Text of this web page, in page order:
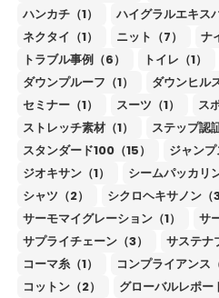
ハンカチ（1）
ハイグラルエキス
ネクタイ（1）
ニット（7） ナ
トラブル事例（6）
トイレ（1）
ダウンプルーフ（1）
ダウンヒル
セミナー（1）
スーツ（1）
ス
ストレッチ素材（1）
ステップ認
スタンダード100（15）
ジャンプ
ジオキサン（1）
シームパッカリ
シャツ（2）
シクロヘキサノン（3
サーモマイグレーション（1）
サ
サプライチェーン（3）
サステナ
コーマ糸（1）
コンプライアンス（
コットン（2）
グローバルレポー